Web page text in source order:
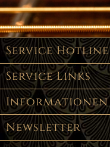
Service Hotline
Service Links
Informationen
Newsletter